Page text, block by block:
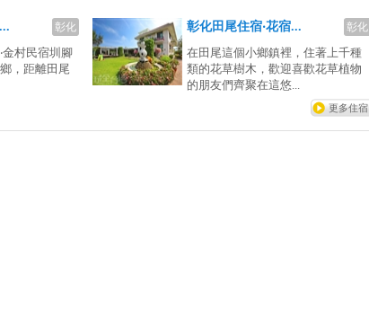
彰化
金村民宿圳腳
，距離田尾
彰化
彰化田尾住宿‧花宿...
在田尾這個小鄉鎮裡，住著上千種
類的花草樹木，歡迎喜歡花草植物
的朋友們齊聚在這悠...
更多住宿